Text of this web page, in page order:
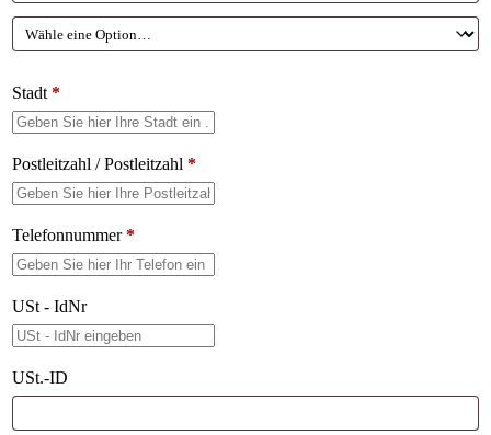
Stadt *
Postleitzahl / Postleitzahl *
Telefonnummer*
USt - IdNr
USt.-ID